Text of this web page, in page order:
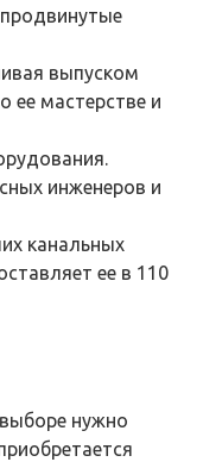
выпуском
ее мастерстве и
инженеров и
канальных
ее в 110
нужно